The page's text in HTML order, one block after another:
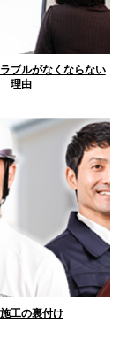
ブルがなくならない
理由
工の裏付け